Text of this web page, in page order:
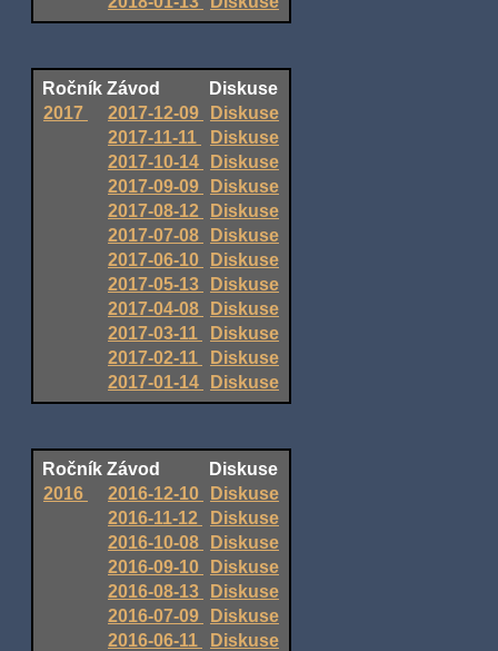
Ročník Závod
Diskuse
2017
2017-12-09
Diskuse
2017-11-11
Diskuse
2017-10-14
Diskuse
2017-09-09
Diskuse
2017-08-12
Diskuse
2017-07-08
Diskuse
2017-06-10
Diskuse
2017-05-13
Diskuse
2017-04-08
Diskuse
2017-03-11
Diskuse
2017-02-11
Diskuse
2017-01-14
Diskuse
Ročník Závod
Diskuse
2016
2016-12-10
Diskuse
2016-11-12
Diskuse
2016-10-08
Diskuse
2016-09-10
Diskuse
2016-08-13
Diskuse
2016-07-09
Diskuse
2016-06-11
Diskuse